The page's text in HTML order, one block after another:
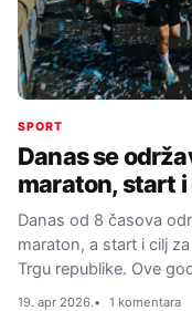
SPORT
Danas se
maraton, start
Danas od 8 časova
maraton, a start i cilj
Trgu republike. Ove
19. apr 2026. 1 komentara